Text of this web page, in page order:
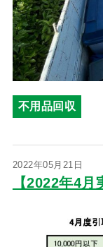
不用品回収
2022年05月21日
【2022年4月